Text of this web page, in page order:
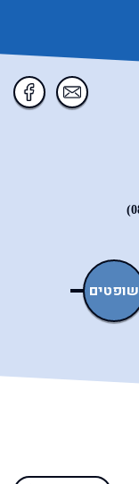
שופטים